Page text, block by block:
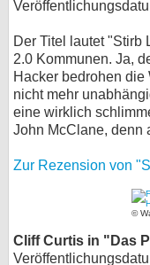
Der Titel lautet "Stirb
2.0 Kommunen. Ja,
Hacker bedrohen die
nicht mehr
eine wirklich
John McClane, denn
Zur Rezension von
©
Cliff Curtis in "Das